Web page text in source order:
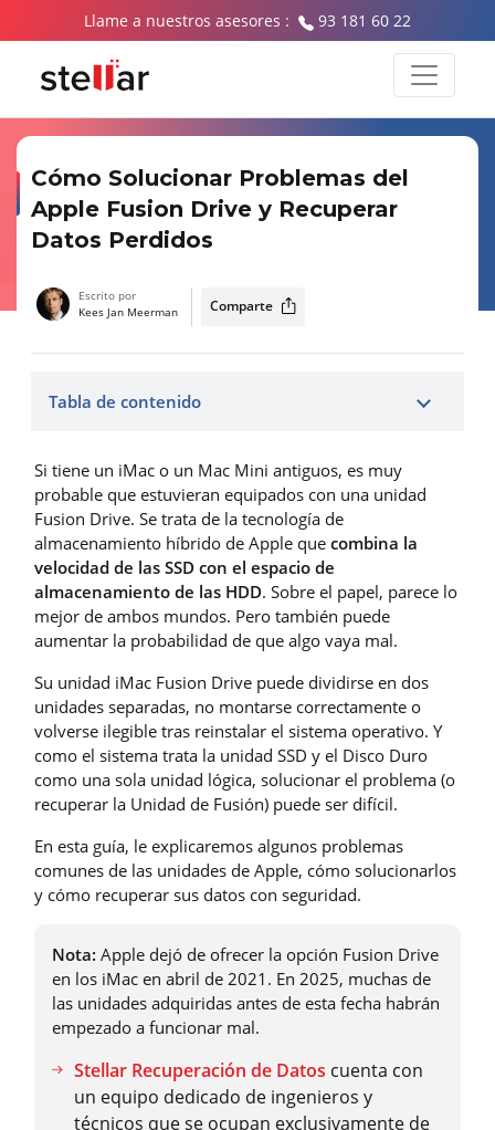
Llame a nuestros asesores : 93 181 60 22
Cómo Solucionar Problemas del
Apple Fusion Drive y Recuperar
Datos Perdidos
Escrito por
Kees Jan Meerman
Comparte
Tabla de contenido
Si tiene un iMac o un Mac Mini antiguos, es muy
probable que estuvieran equipados con una unidad
Fusion Drive. Se trata de la tecnología de
almacenamiento híbrido de Apple que combina la
velocidad de las SSD con el espacio de
almacenamiento de las HDD. Sobre el papel, parece lo
mejor de ambos mundos. Pero también puede
aumentar la probabilidad de que algo vaya mal.
Su unidad iMac Fusion Drive puede dividirse en dos
unidades separadas, no montarse correctamente o
volverse ilegible tras reinstalar el sistema operativo. Y
como el sistema trata la unidad SSD y el Disco Duro
como una sola unidad lógica, solucionar el problema (o
recuperar la Unidad de Fusión) puede ser difícil.
En esta guía, le explicaremos algunos problemas
comunes de las unidades de Apple, cómo solucionarlos
y cómo recuperar sus datos con seguridad.
Nota: Apple dejó de ofrecer la opción Fusion Drive
en los iMac en abril de 2021. En 2025, muchas de
las unidades adquiridas antes de esta fecha habrán
empezado a funcionar mal.
Stellar Recuperación de Datos cuenta con
un equipo dedicado de ingenieros y
técnicos que se ocupan exclusivamente de